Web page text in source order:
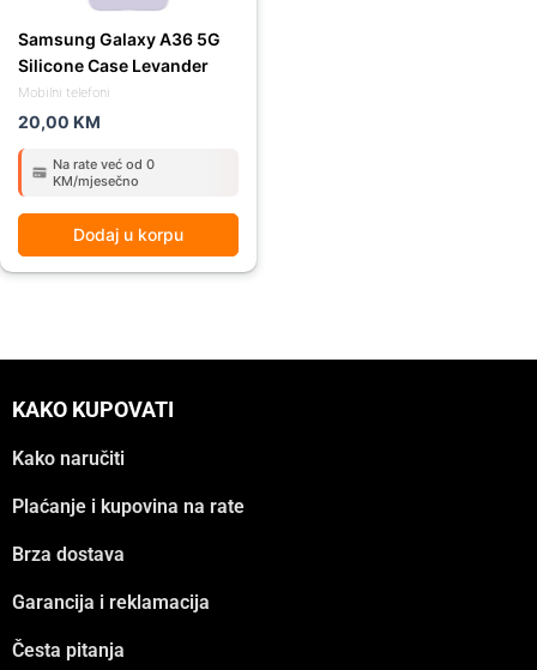
Mobilni telefoni
Samsung Galaxy A36 5G
Silicone Case Levander
20,00 KM
Na rate već od 0
KM/mjesečno
Dodaj u korpu
KAKO KUPOVATI
Kako naručiti
Plaćanje i kupovina na rate
Brza dostava
Garancija i reklamacija
Česta pitanja